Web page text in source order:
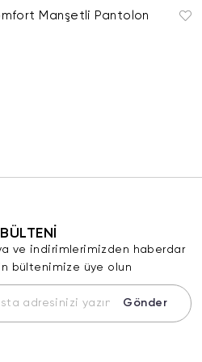
Manşetli Pantolon
ve indirimlerimizden haberdar
bültenimize üye olun
Gönder